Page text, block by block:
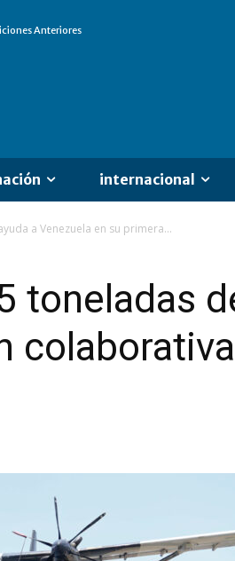
Anteriores
internacional
a Venezuela en su primera...
toneladas
colaborativa